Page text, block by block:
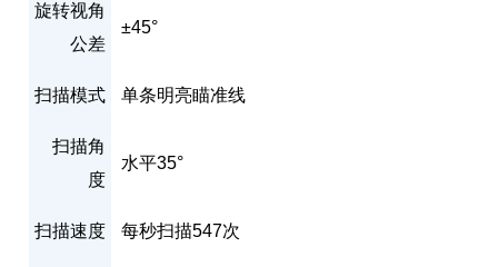
旋转视角
公差
±45°
扫描模式 单条明亮瞄准线
扫描角
度
水平35°
扫描速度 每秒扫描547次